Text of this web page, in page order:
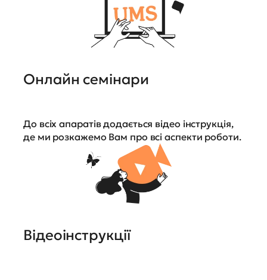
Онлайн семінари
До всіх апаратів додається відео інструкція,
де ми розкажемо Вам про всі аспекти роботи.
Відеоінструкції